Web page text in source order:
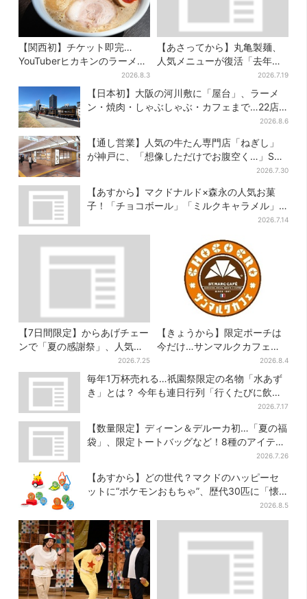
【関西初】チケット即完…
YouTuberヒカキンのラーメン
店「みそきん」が大阪上陸！
「待ってました」と話題
2026.8.3
【あさってから】丸亀製麺、
人気メニューが復活「去年め
っちゃハマった」「待ってた
よ！」「夏の救世主」
2026.7.19
【日本初】大阪の河川敷に「屋台」、ラーメ
ン・焼肉・しゃぶしゃぶ・カフェまで…22店
2026.8.6
【通し営業】人気の牛たん専門店「ねぎし」
が神戸に、「想像しただけでお腹空く…」SNS
2026.7.30
【あすから】マクドナルド×森永の人気お菓
子！「チョコボール」「ミルクキャラメル」
があのスイーツに変身…6年ぶり復活シェイク
も
2026.7.14
【7日間限定】からあげチェー
ンで「夏の感謝祭」、人気の
2026.7.25
【きょうから】限定ポーチは
今だけ…サンマルクカフェ初
の「夏福袋」、実質無料でレ
アグッズが手に入る
2026.8.4
毎年1万杯売れる…祇園祭限定の名物「水あず
き」とは？ 今年も連日行列「行くたびに飲ん
2026.7.17
【数量限定】ディーン＆デルーカ初…「夏の福
袋」、限定トートバッグなど！8種のアイテム
2026.7.26
【あすから】どの世代？マクドのハッピーセ
ットに“ポケモンおもちゃ”、歴代30匹に「懐
2026.8.5